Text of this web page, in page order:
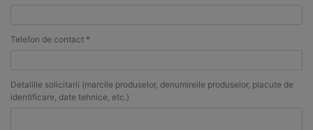
Telefon de contact *
Detaliile solicitarii (marcile produselor, denumireile produselor, placute de
identificare, date tehnice, etc.)